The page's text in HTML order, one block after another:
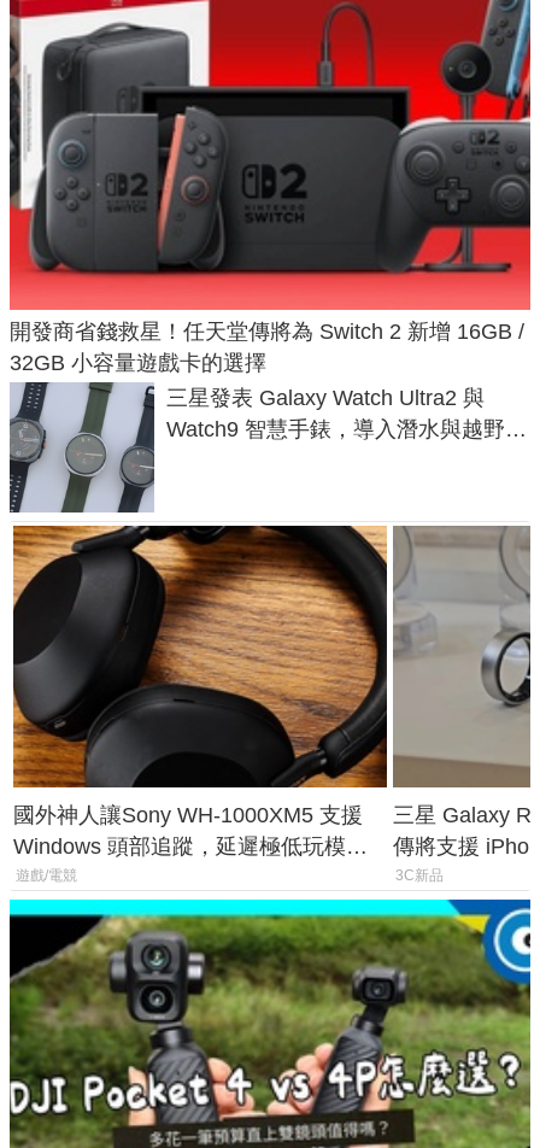
開發商省錢救星！任天堂傳將為 Switch 2 新增 16GB /
32GB 小容量遊戲卡的選擇
三星發表 Galaxy Watch Ultra2 與
Watch9 智慧手錶，導入潛水與越野跑
國外神人讓Sony WH-1000XM5 支援
Windows 頭部追蹤，延遲極低玩模擬
飛行超有感
遊戲/電競
三星 Galaxy
傳將支援
慧家電連動功
3C新品